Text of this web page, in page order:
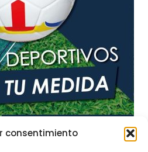
consentimiento